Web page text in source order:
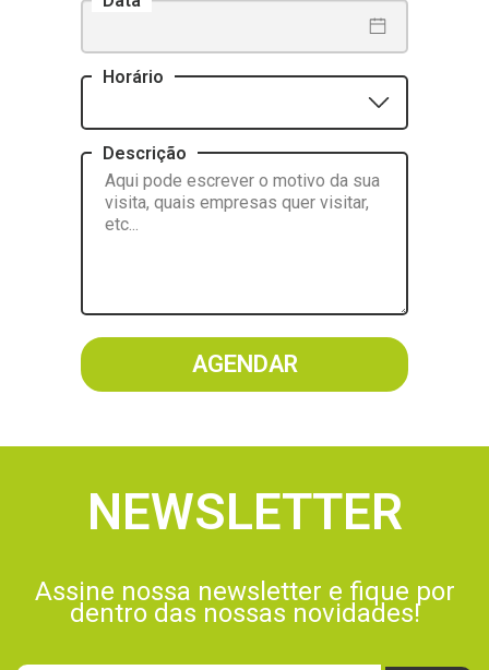
Horário
Descrição
AGENDAR
NEWSLETTER
Assine nossa newsletter e fique por
dentro das nossas novidades!